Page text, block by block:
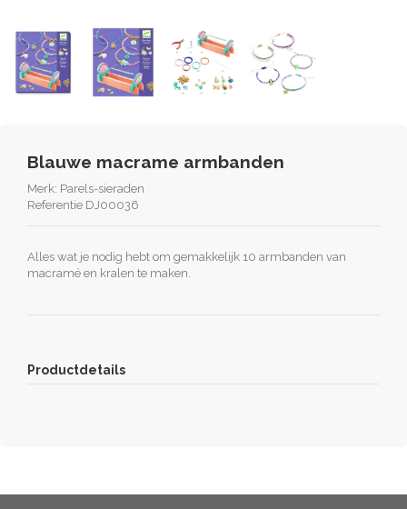
Blauwe macrame armbanden
Merk: Parels-sieraden
Referentie DJ00036
Alles wat je nodig hebt om gemakkelijk 10 armbanden van
macramé en kralen te maken.
Productdetails